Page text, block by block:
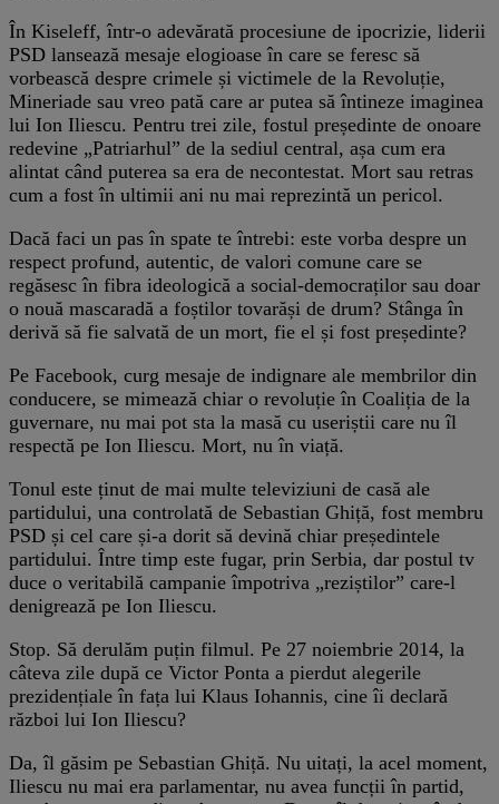
În Kiseleff, într-o adevărată procesiune de ipocrizie, liderii
PSD lansează mesaje elogioase în care se feresc să
vorbească despre crimele și victimele de la Revoluție,
Mineriade sau vreo pată care ar putea să întineze imaginea
lui Ion Iliescu. Pentru trei zile, fostul președinte de onoare
redevine „Patriarhul” de la sediul central, așa cum era
alintat când puterea sa era de necontestat. Mort sau retras
cum a fost în ultimii ani nu mai reprezintă un pericol.
Dacă faci un pas în spate te întrebi: este vorba despre un
respect profund, autentic, de valori comune care se
regăsesc în fibra ideologică a social-democraților sau doar
o nouă mascaradă a foștilor tovarăși de drum? Stânga în
derivă să fie salvată de un mort, fie el și fost președinte?
Pe Facebook, curg mesaje de indignare ale membrilor din
conducere, se mimează chiar o revoluție în Coaliția de la
guvernare, nu mai pot sta la masă cu useriștii care nu îl
respectă pe Ion Iliescu. Mort, nu în viață.
Tonul este ținut de mai multe televiziuni de casă ale
partidului, una controlată de Sebastian Ghiță, fost membru
PSD și cel care și-a dorit să devină chiar președintele
partidului. Între timp este fugar, prin Serbia, dar postul tv
duce o veritabilă campanie împotriva „reziștilor” care-l
denigrează pe Ion Iliescu.
Stop. Să derulăm puțin filmul. Pe 27 noiembrie 2014, la
câteva zile după ce Victor Ponta a pierdut alegerile
prezidențiale în fața lui Klaus Iohannis, cine îi declară
război lui Ion Iliescu?
Da, îl găsim pe Sebastian Ghiță. Nu uitați, la acel moment,
Iliescu nu mai era parlamentar, nu avea funcții în partid,